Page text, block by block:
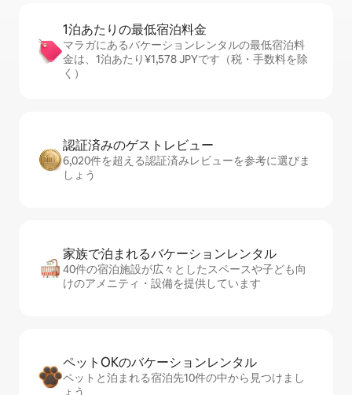
1泊あたりの最⁠低⁠宿⁠泊⁠料⁠金
マラガにあるバケーションレンタルの最低宿泊料
金は、1泊あたり¥1,578 JPYです（税・手数料を除
く）
認証済みのゲ⁠ス⁠ト⁠レ⁠ビ⁠ュ⁠ー
6,020件を超える認証済みレビューを参考に選びま
しょう
家族で泊まれるバ⁠ケ⁠ー⁠シ⁠ョ⁠ンレ⁠ン⁠タ⁠ル
40件の宿泊施設が広々としたスペースや子ども向
けのアメニティ・設備を提供しています
ペットOKのバ⁠ケ⁠ー⁠シ⁠ョ⁠ンレ⁠ン⁠タ⁠ル
ペットと泊まれる宿泊先10件の中から見つけまし
ょう